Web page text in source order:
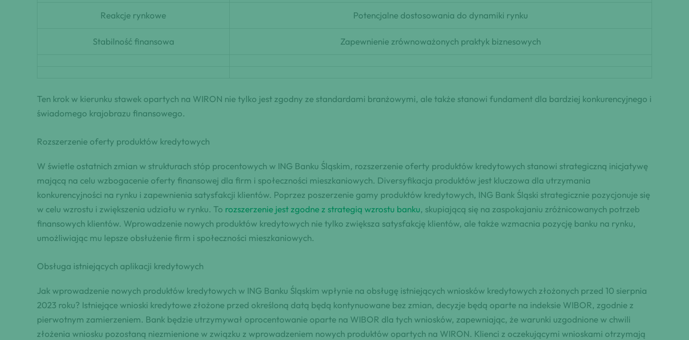
Reakcje rynkowe Potencjalne dostosowania do dynamiki rynku
Stabilność finansowa Zapewnienie zrównoważonych praktyk biznesowych
Ten krok w kierunku stawek opartych na WIRON nie tylko jest zgodny ze standardami branżowymi, ale także stanowi fundament dla bardziej konkurencyjnego i
świadomego krajobrazu finansowego.
Rozszerzenie oferty produktów kredytowych
W świetle ostatnich zmian w strukturach stóp procentowych w ING Banku Śląskim, rozszerzenie oferty produktów kredytowych stanowi strategiczną inicjatywę
mającą na celu wzbogacenie oferty finansowej dla firm i społeczności mieszkaniowych. Diversyfikacja produktów jest kluczowa dla utrzymania
konkurencyjności na rynku i zapewnienia satysfakcji klientów. Poprzez poszerzenie gamy produktów kredytowych, ING Bank Śląski strategicznie pozycjonuje się
w celu wzrostu i zwiększenia udziału w rynku. To rozszerzenie jest zgodne z strategią wzrostu banku, skupiającą się na zaspokajaniu zróżnicowanych potrzeb
finansowych klientów. Wprowadzenie nowych produktów kredytowych nie tylko zwiększa satysfakcję klientów, ale także wzmacnia pozycję banku na rynku,
umożliwiając mu lepsze obsłużenie firm i społeczności mieszkaniowych.
Obsługa istniejących aplikacji kredytowych
Jak wprowadzenie nowych produktów kredytowych w ING Banku Śląskim wpłynie na obsługę istniejących wniosków kredytowych złożonych przed 10 sierpnia
2023 roku? Istniejące wnioski kredytowe złożone przed określoną datą będą kontynuowane bez zmian, decyzje będą oparte na indeksie WIBOR, zgodnie z
pierwotnym zamierzeniem. Bank będzie utrzymywał oprocentowanie oparte na WIBOR dla tych wniosków, zapewniając, że warunki uzgodnione w chwili
złożenia wniosku pozostaną niezmienione w związku z wprowadzeniem nowych produktów opartych na WIRON. Klienci z oczekującymi wnioskami otrzymają